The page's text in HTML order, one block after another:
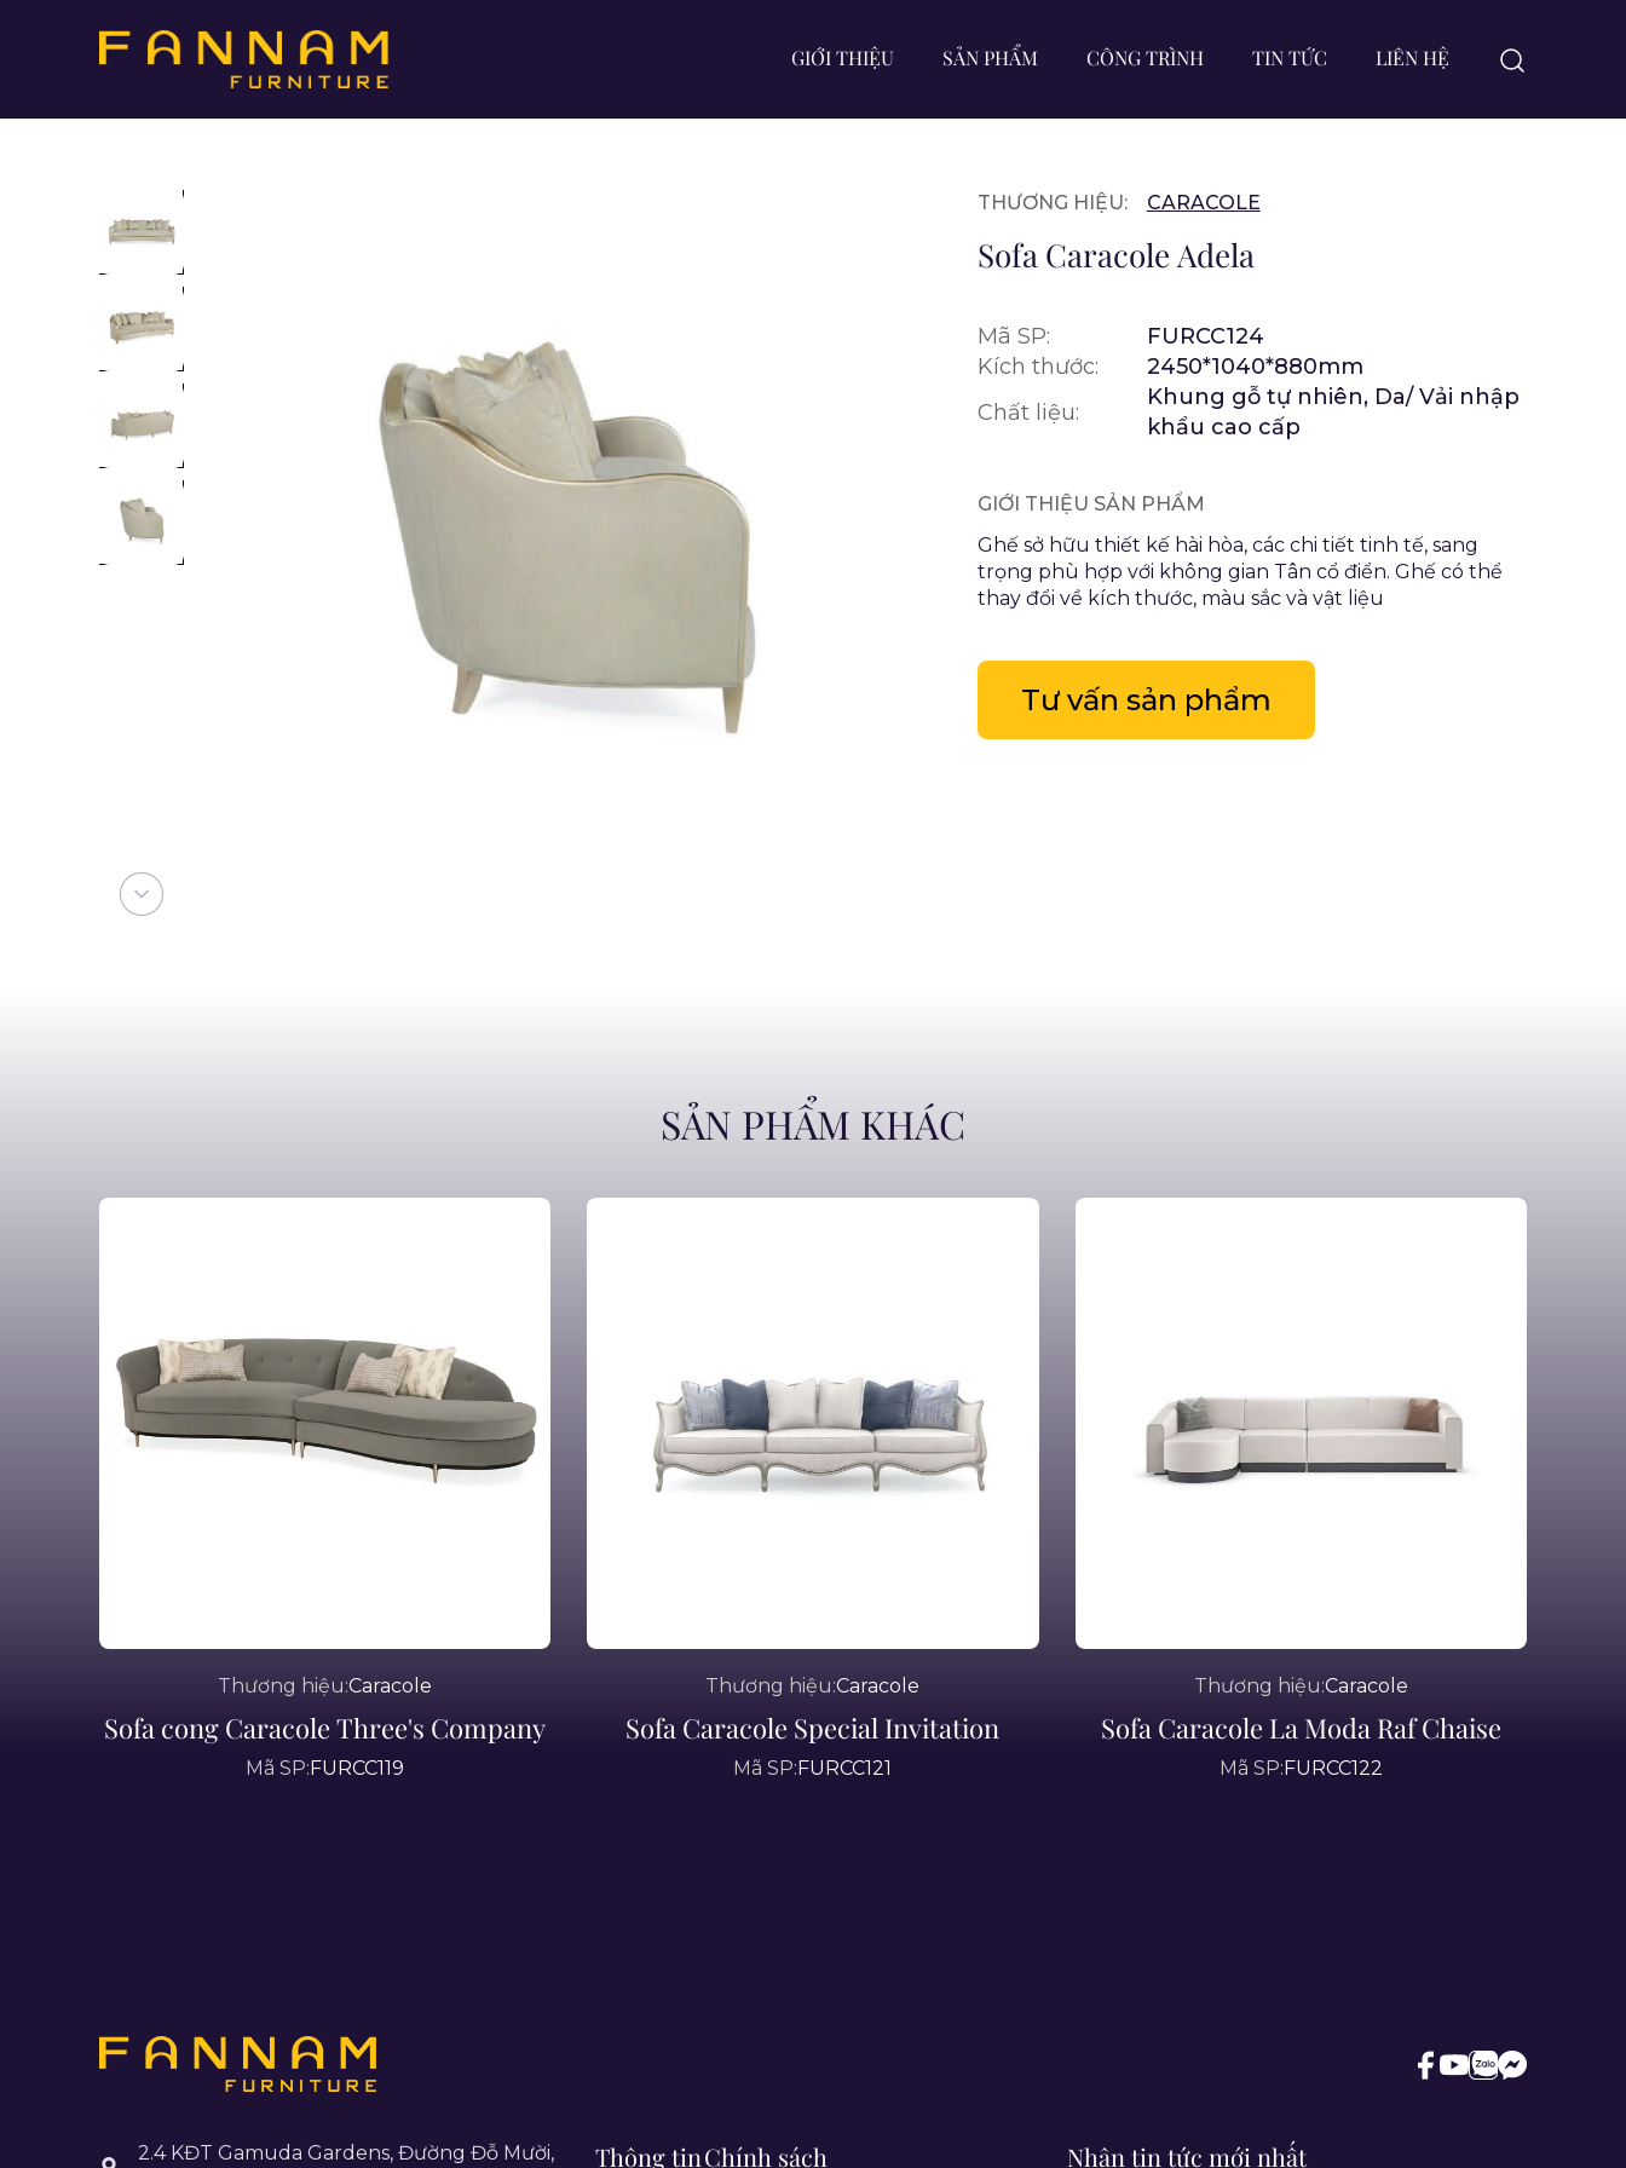
GIỚI THIỆU SẢN PHẨM CÔNG TRÌNH TIN TỨC LIÊN HỆ
THƯƠNG HIỆU: CARACOLE
Sofa Caracole Adela
Mã SP:
FURCC124
Kích thước:
2450*1040*880mm
Chất liệu:
Khung gỗ tự nhiên, Da/ Vải nhập
khẩu cao cấp
GIỚI THIỆU SẢN PHẨM
Ghế sở hữu thiết kế hài hòa, các chi tiết tinh tế, sang
trọng phù hợp với không gian Tân cổ điển. Ghế có thể
thay đổi về kích thước, màu sắc và vật liệu
Tư vấn sản phẩm
SẢN PHẨM KHÁC
Thương hiệu:Caracole
Sofa cong Caracole Three's Company
Mã SP: FURCC119
Thương hiệu:Caracole
Sofa Caracole Special Invitation
Mã SP: FURCC121
Thương hiệu:Caracole
Sofa Caracole La Moda Raf Chaise
Mã SP: FURCC122
2.4 KĐT Gamuda Gardens, Đường Đỗ Mười, Thông tinChính sách Nhận tin tức mới nhất